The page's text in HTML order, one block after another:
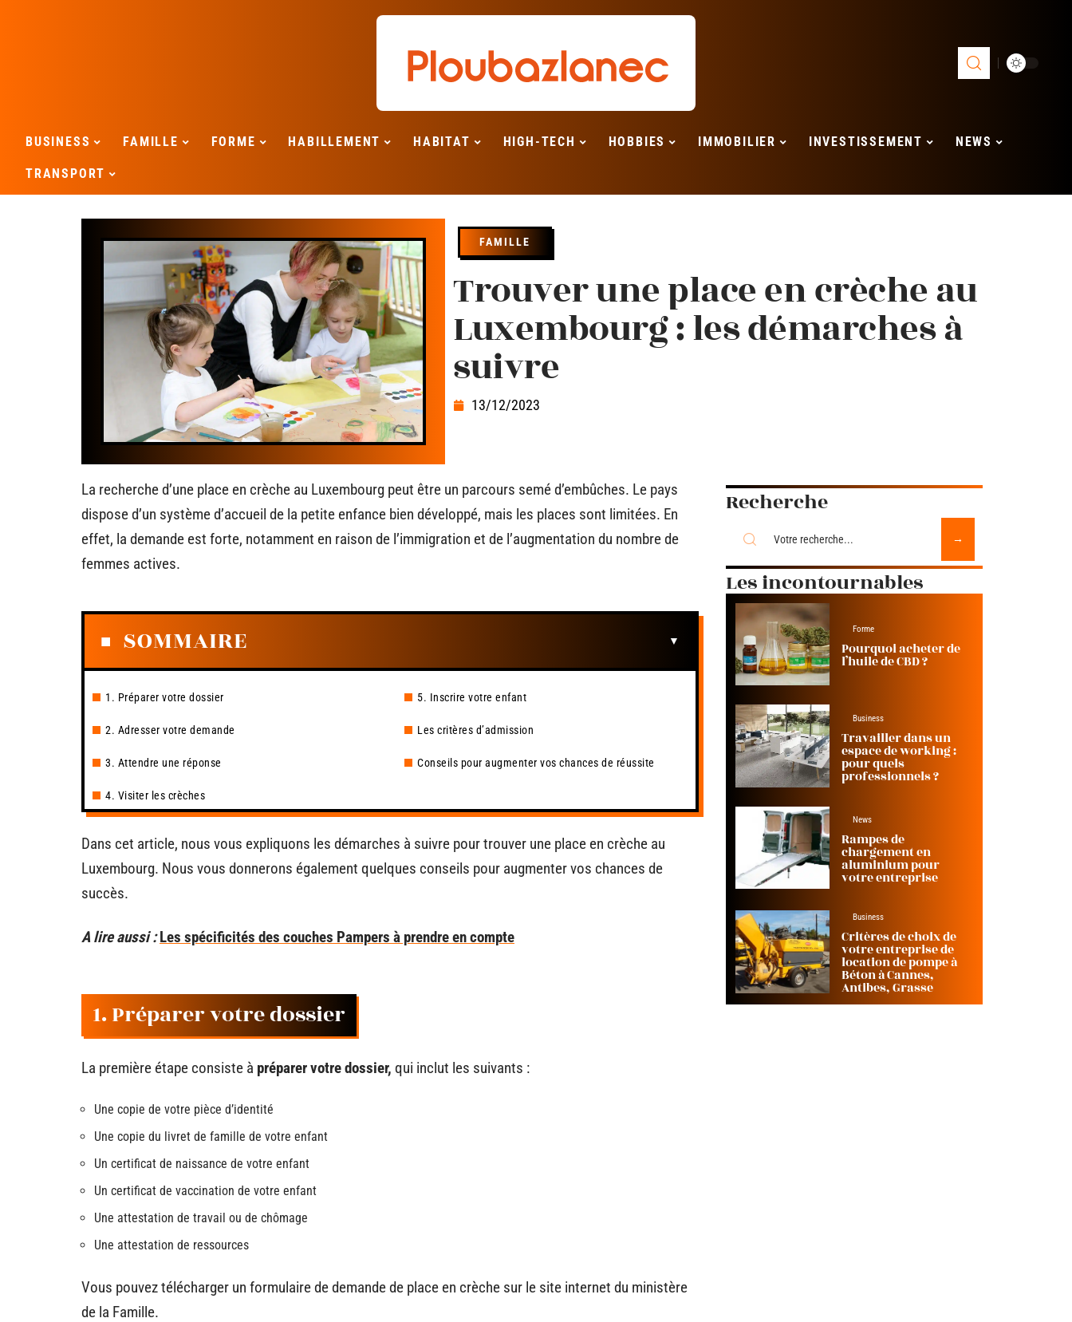
BUSINESS FAMILLE FORME HABILLEMENT HABITAT HIGH-TECH HOBBIES IMMOBILIER INVESTISSEMENT NEWS
TRANSPORT
FAMILLE
Trouver une place en crèche au
Luxembourg : les démarches à
suivre
13/12/2023
La recherche d’une place en crèche au Luxembourg peut être un parcours semé d’embûches. Le pays
dispose d’un système d’accueil de la petite enfance bien développé, mais les places sont limitées. En
effet, la demande est forte, notamment en raison de l’immigration et de l’augmentation du nombre de
femmes actives.
SOMMAIRE
1. Préparer votre dossier
2. Adresser votre demande
3. Attendre une réponse
4. Visiter les crèches
5. Inscrire votre enfant
Les critères d’admission
Conseils pour augmenter vos chances de réussite
Dans cet article, nous vous expliquons les démarches à suivre pour trouver une place en crèche au
Luxembourg. Nous vous donnerons également quelques conseils pour augmenter vos chances de
succès.
A lire aussi : Les spécificités des couches Pampers à prendre en compte
1. Préparer votre dossier
La première étape consiste à préparer votre dossier, qui inclut les suivants :
Une copie de votre pièce d’identité
Une copie du livret de famille de votre enfant
Un certificat de naissance de votre enfant
Un certificat de vaccination de votre enfant
Une attestation de travail ou de chômage
Une attestation de ressources
Vous pouvez télécharger un formulaire de demande de place en crèche sur le site internet du ministère
de la Famille.
Recherche
Les incontournables
Forme
Pourquoi acheter de
l’huile de CBD ?
Business
Travailler dans un
espace de working :
pour quels
professionnels ?
News
Rampes de
chargement en
aluminium pour
votre entreprise
Business
Critères de choix de
votre entreprise de
location de pompe à
Béton à Cannes,
Antibes, Grasse